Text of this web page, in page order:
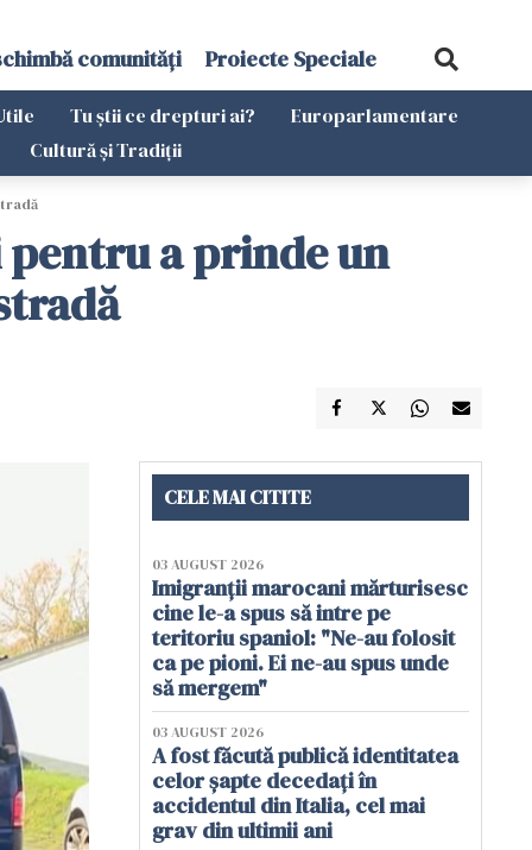
comunități Proiecte Speciale
Tu știi ce drepturi ai?
Europarlamentare
Cultură și Tradiții
a prinde un
CELE MAI CITITE
03 AUGUST 2026
Imigranții marocani mărturisesc
cine le-a spus să intre pe
teritoriu spaniol: "Ne-au folosit
ca pe pioni. Ei ne-au spus unde
să mergem"
03 AUGUST 2026
A fost făcută publică identitatea
celor șapte decedați în
accidentul din Italia, cel mai
grav din ultimii ani